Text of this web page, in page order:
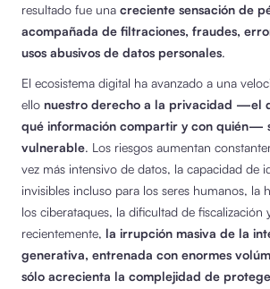
resultado fue una creciente sensación de
acompañada de filtraciones, fraudes,
usos abusivos de datos personales.
El ecosistema digital ha avanzado a una
ello nuestro derecho a la privacidad —el
qué información compartir y con quién—
vulnerable. Los riesgos aumentan
vez más intensivo de datos, la capacidad de
invisibles incluso para los seres humanos, la
los ciberataques, la dificultad de fiscalización
recientemente, la irrupción masiva de la
generativa, entrenada con enormes
sólo acrecienta la complejidad de